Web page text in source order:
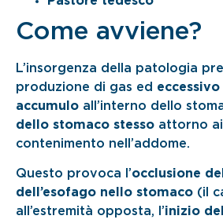
Come avviene?
L’insorgenza della patologia
produzione di gas ed eccessivo
accumulo all’interno dello
dello stomaco stesso attorno
contenimento nell’addome.
Questo provoca l’occlusione
dell’esofago nello stomaco (il
all’estremità opposta, l’inizio